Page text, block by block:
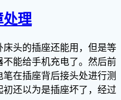
处理
头的插座还能用，但是等
能给手机充电了。然后前
在插座背后接头处进行测
还以为是插座坏了，经过